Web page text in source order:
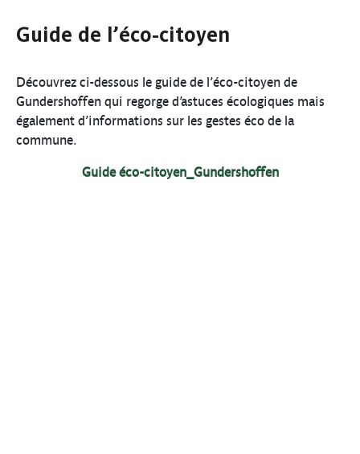
Guide de l’éco-citoyen
Découvrez ci-dessous le guide de l’éco-citoyen de
Gundershoffen qui regorge d’astuces écologiques mais
également d’informations sur les gestes éco de la
commune.
Guide éco-citoyen_Gundershoffen